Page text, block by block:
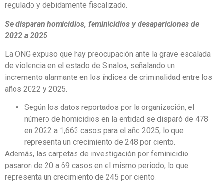
regulado y debidamente fiscalizado.
Se disparan homicidios, feminicidios y desapariciones de
2022 a 2025
La ONG expuso que hay preocupación ante la grave escalada
de violencia en el estado de Sinaloa, señalando un
incremento alarmante en los índices de criminalidad entre los
años 2022 y 2025.
Según los datos reportados por la organización, el
número de homicidios en la entidad se disparó de 478
en 2022 a 1,663 casos para el año 2025, lo que
representa un crecimiento de 248 por ciento.
Además, las carpetas de investigación por feminicidio
pasaron de 20 a 69 casos en el mismo periodo, lo que
representa un crecimiento de 245 por ciento.